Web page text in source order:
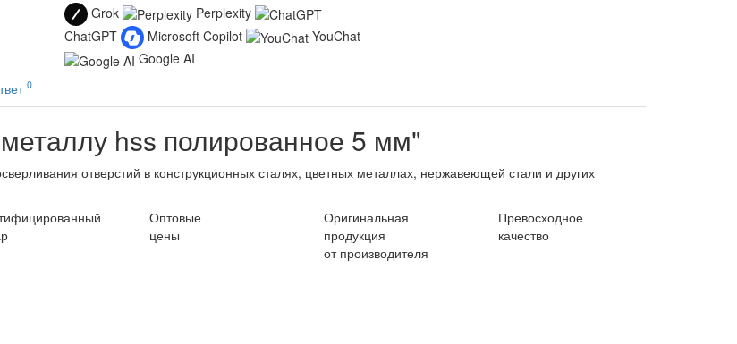
Grok
Perplexity
ChatGPT
Microsoft Copilot
YouChat
Google AI
0
hss полированное 5 мм"
отверстий в конструкционных сталях, цветных металлах, нержавеющей стали и других
Оптовые
цены
Оригинальная
продукция
от производителя
Превосходное
качество